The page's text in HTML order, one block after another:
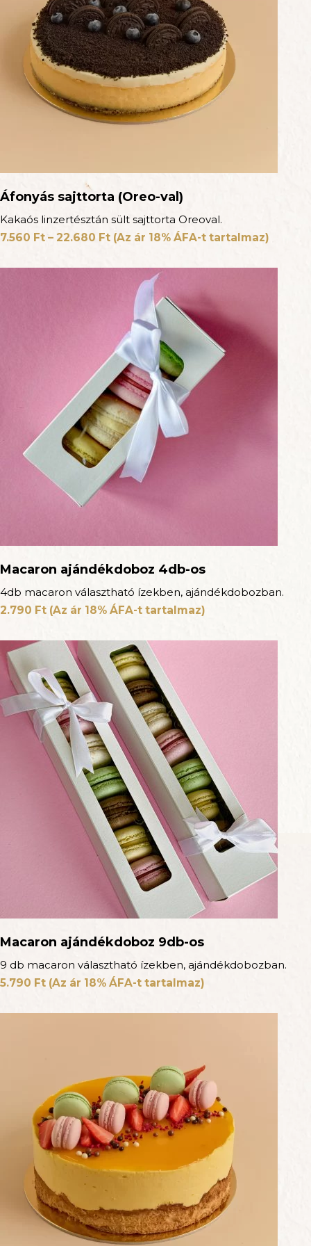
Áfonyás sajttorta (Oreo-val)
Kakaós linzertésztán sült sajttorta Oreoval.
7.560 Ft – 22.680 Ft (Az ár 18% ÁFA-t tartalmaz)
Macaron ajándékdoboz 4db-os
4db macaron választható ízekben, ajándékdobozban.
2.790 Ft (Az ár 18% ÁFA-t tartalmaz)
Macaron ajándékdoboz 9db-os
9 db macaron választható ízekben, ajándékdobozban.
5.790 Ft (Az ár 18% ÁFA-t tartalmaz)